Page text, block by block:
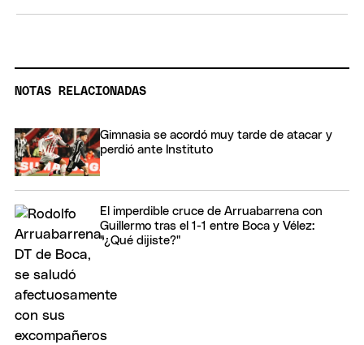
NOTAS RELACIONADAS
Gimnasia se acordó muy tarde de atacar y
perdió ante Instituto
El imperdible cruce de Arruabarrena con
Guillermo tras el 1-1 entre Boca y Vélez:
"¿Qué dijiste?"